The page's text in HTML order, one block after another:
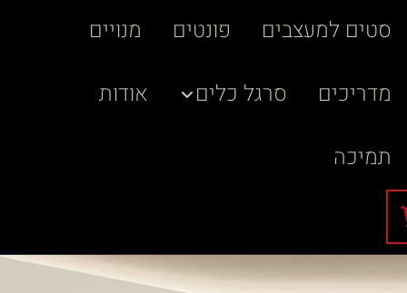
סטים למעצבים
פונטים
מנויים
מדריכים
סרגל כלים
אודות
תמיכה